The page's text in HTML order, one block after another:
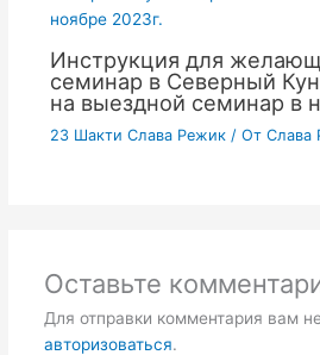
Инструкция для
семинар в Северный
на выездной семинар в
23 Шакти Слава Режик/ От Слава
Оставьте
Для отправки комментария вам
авторизоваться.